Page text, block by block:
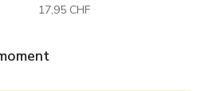
17,95 CHF